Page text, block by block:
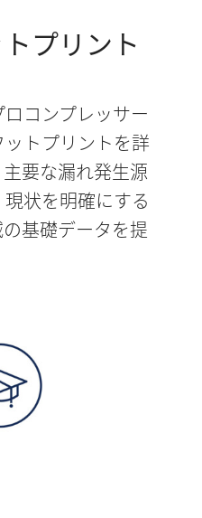
プリント
コンプレッサー
トプリントを詳
要な漏れ発生源
状を明確にする
基礎データを提